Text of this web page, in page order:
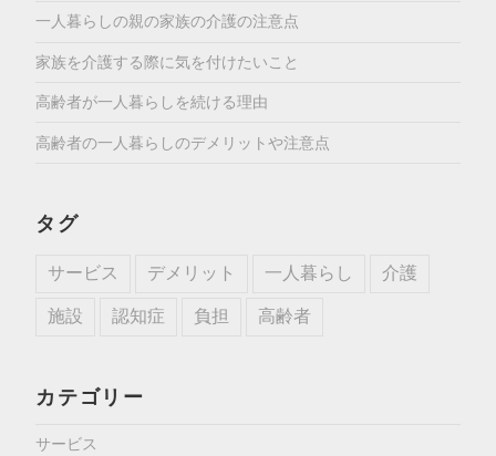
一人暮らしの親の家族の介護の注意点
家族を介護する際に気を付けたいこと
高齢者が一人暮らしを続ける理由
高齢者の一人暮らしのデメリットや注意点
タグ
サービス デメリット 一人暮らし 介護
施設 認知症 負担 高齢者
カテゴリー
サービス